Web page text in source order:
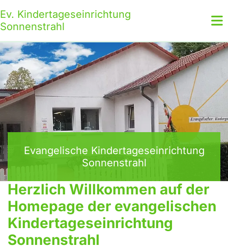
Ev. Kindertageseinrichtung
Sonnenstrahl
Evangelische Kindertageseinrichtung
Sonnenstrahl
Herzlich Willkommen auf der
Homepage der evangelischen
Kindertageseinrichtung
Sonnenstrahl